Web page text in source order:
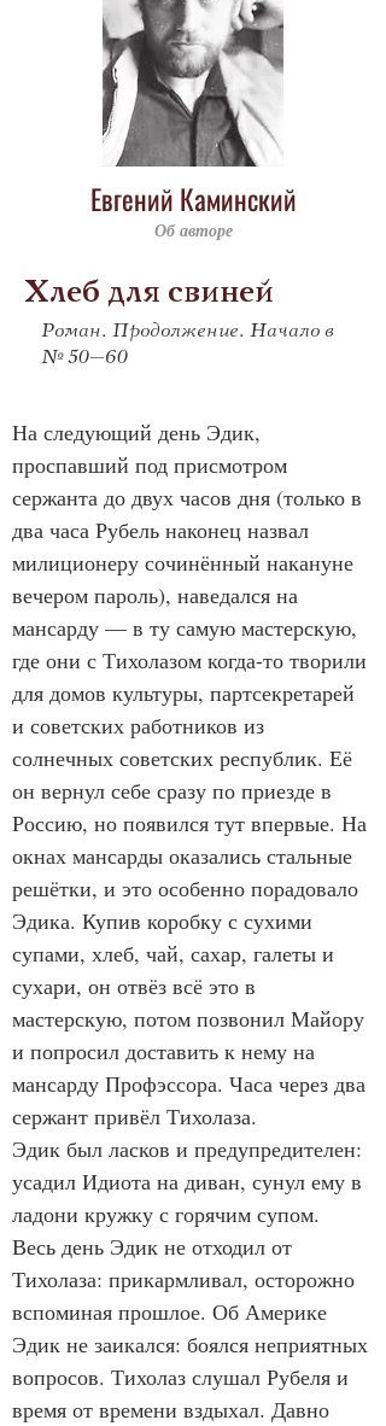
Евгений Каминский
Об авторе
Хлеб для свиней
Роман. Продолжение. Начало в
№ 50–60
На следующий день Эдик,
проспавший под присмотром
сержанта до двух часов дня (только в
два часа Рубель наконец назвал
милиционеру сочинённый накануне
вечером пароль), наведался на
мансарду — в ту самую мастерскую,
где они с Тихолазом когда-то творили
для домов культуры, партсекретарей
и советских работников из
солнечных советских республик. Её
он вернул себе сразу по приезде в
Россию, но появился тут впервые. На
окнах мансарды оказались стальные
решётки, и это особенно порадовало
Эдика. Купив коробку с сухими
супами, хлеб, чай, сахар, галеты и
сухари, он отвёз всё это в
мастерскую, потом позвонил Майору
и попросил доставить к нему на
мансарду Профэссора. Часа через два
сержант привёл Тихолаза.
Эдик был ласков и предупредителен:
усадил Идиота на диван, сунул ему в
ладони кружку с горячим супом.
Весь день Эдик не отходил от
Тихолаза: прикармливал, осторожно
вспоминая прошлое. Об Америке
Эдик не заикался: боялся неприятных
вопросов. Тихолаз слушал Рубеля и
время от времени вздыхал. Давно